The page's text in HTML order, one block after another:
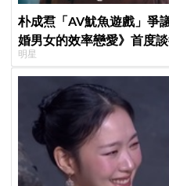
朴成焄「AV魷魚遊戲」爭
婚男女的效率戀愛》首度
明星